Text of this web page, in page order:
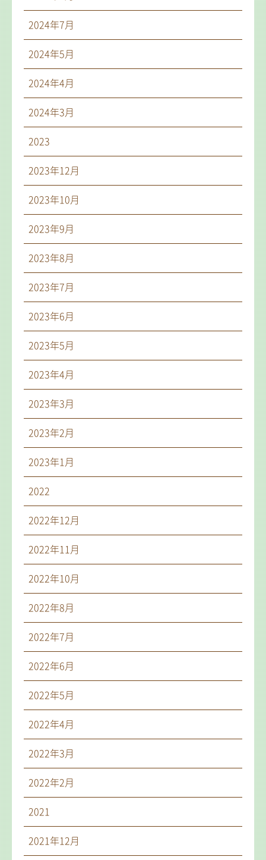
2024年7月
2024年5月
2024年4月
2024年3月
2023
2023年12月
2023年10月
2023年9月
2023年8月
2023年7月
2023年6月
2023年5月
2023年4月
2023年3月
2023年2月
2023年1月
2022
2022年12月
2022年11月
2022年10月
2022年8月
2022年7月
2022年6月
2022年5月
2022年4月
2022年3月
2022年2月
2021
2021年12月